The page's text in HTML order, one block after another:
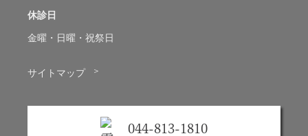
休診日
金曜・日曜・祝祭日
サイトマップ ＞
044-813-1810